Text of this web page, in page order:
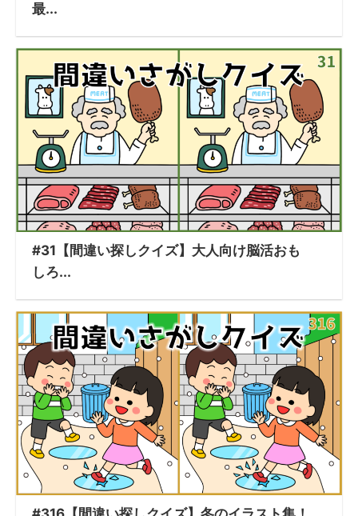
最...
#31【間違い探しクイズ】大人向け脳活おも
しろ...